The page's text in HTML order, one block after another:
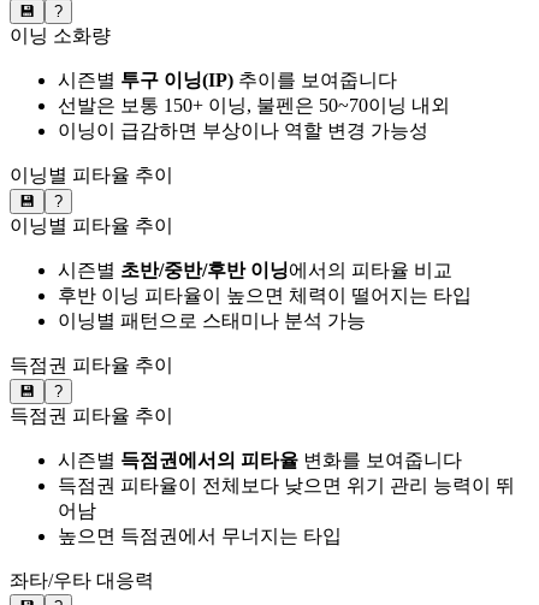
💾 ?
이닝 소화량
시즌별 투구 이닝(IP) 추이를 보여줍니다
선발은 보통 150+ 이닝, 불펜은 50~70이닝 내외
이닝이 급감하면 부상이나 역할 변경 가능성
이닝별 피타율 추이
💾 ?
이닝별 피타율 추이
시즌별 초반/중반/후반 이닝에서의 피타율 비교
후반 이닝 피타율이 높으면 체력이 떨어지는 타입
이닝별 패턴으로 스태미나 분석 가능
득점권 피타율 추이
💾 ?
득점권 피타율 추이
시즌별 득점권에서의 피타율 변화를 보여줍니다
득점권 피타율이 전체보다 낮으면 위기 관리 능력이 뛰
어남
높으면 득점권에서 무너지는 타입
좌타/우타 대응력